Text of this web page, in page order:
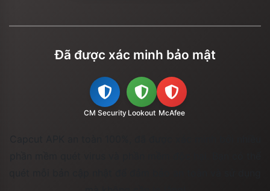
Đã được xác minh bảo mật
CM Security Lookout McAfee